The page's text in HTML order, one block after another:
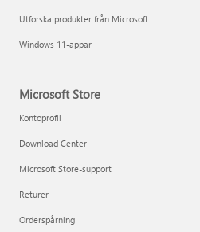
Utforska produkter från Microsoft
Windows 11-appar
Microsoft Store
Kontoprofil
Download Center
Microsoft Store-support
Returer
Orderspårning